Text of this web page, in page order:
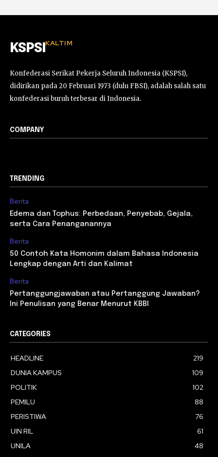
KSPSI KALTIM
Konfederasi Serikat Pekerja Seluruh Indonesia (KSPSI),
didirikan pada 20 Februari 1973 (dulu FBSI), adalah salah satu
konfederasi buruh terbesar di Indonesia.
COMPANY
TRENDING
Berita
Edema dan Tophus: Perbedaan, Penyebab, Gejala,
serta Cara Penanganannya
Berita
50 Contoh Kata Homonim dalam Bahasa Indonesia
Lengkap dengan Arti dan Kalimat
Berita
Pertanggungjawaban atau Pertanggung Jawaban?
Ini Penulisan yang Benar Menurut KBBI
CATEGORIES
HEADLINE
219
DUNIA KAMPUS
109
POLITIK
102
PEMILU
88
PERISTIWA
76
UIN RIL
61
UNILA
48